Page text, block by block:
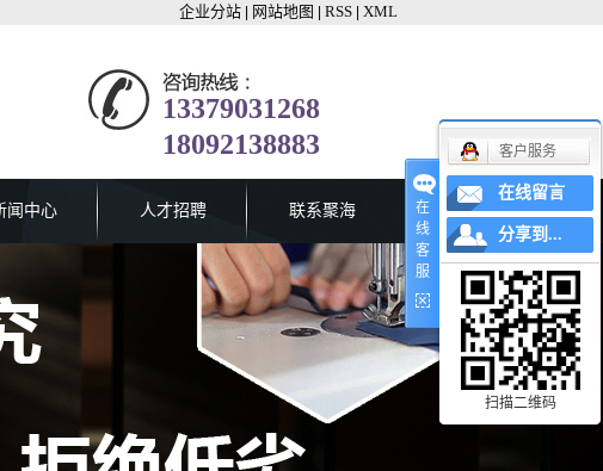
企业分站 网站地图 RSS XML
13379031268
18092138883
闻中心
业新闻
决方案
人才招聘 联系聚海
在
线
客
服
客户服务
在线留言
分享到...
扫描二维码